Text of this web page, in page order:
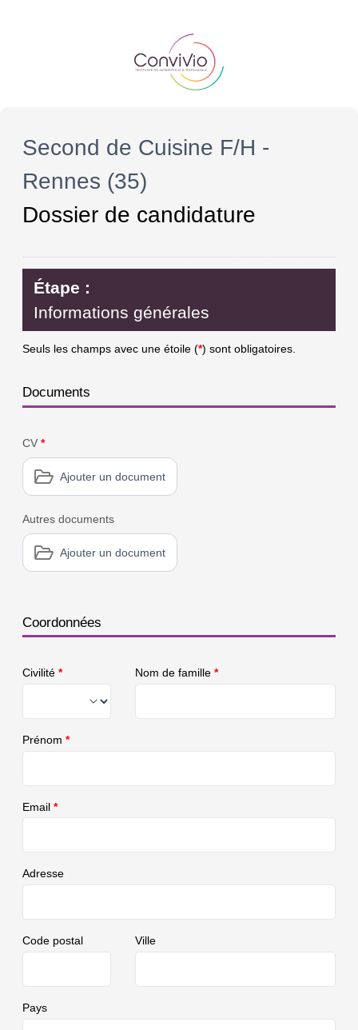
Second de Cuisine F/H -
Rennes (35)
Dossier de candidature
Étape :
Informations générales
Seuls les champs avec une étoile (*) sont obligatoires.
Documents
CV *
Ajouter un document
Autres documents
Ajouter un document
Coordonnées
Civilité * Nom de famille *
Prénom *
Email *
Adresse
Code postal Ville
Pays